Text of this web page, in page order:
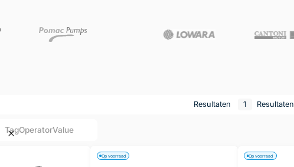
Resultaten 1 Resultaten
TagOperatorValue
Op voorraad Op voorraad